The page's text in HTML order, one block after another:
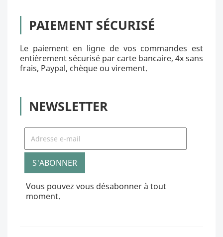
PAIEMENT SÉCURISÉ
Le paiement en ligne de vos commandes est
entièrement sécurisé par carte bancaire, 4x sans
frais, Paypal, chèque ou virement.
NEWSLETTER
Vous pouvez vous désabonner à tout
moment.